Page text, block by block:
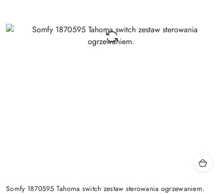
Somfy 1870595 Tahoma switch zestaw sterowania ogrzewaniem.